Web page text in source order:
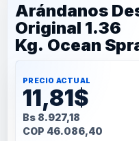
Arándanos
Original 1.36
Kg. Ocean
PRECIO ACTUAL
11,81$
Bs 8.927,18
COP 46.086,40